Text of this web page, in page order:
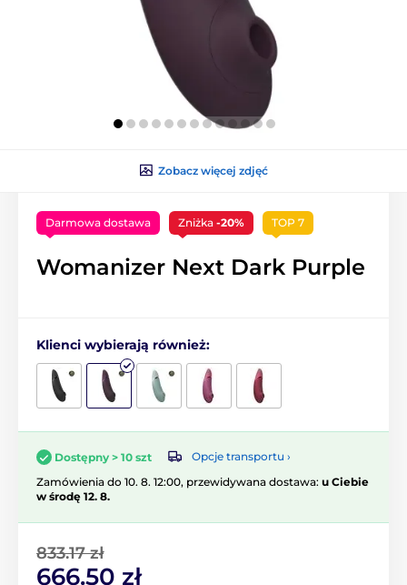
Zobacz więcej zdjęć
Darmowa dostawa Zniżka -20% TOP 7
Womanizer Next Dark Purple
Klienci wybierają również:
Dostępny > 10 szt
Opcje transportu ›
Zamówienia do 10. 8. 12:00, przewidywana dostawa: u Ciebie
w środę 12. 8.
833.17 zł
666.50 zł